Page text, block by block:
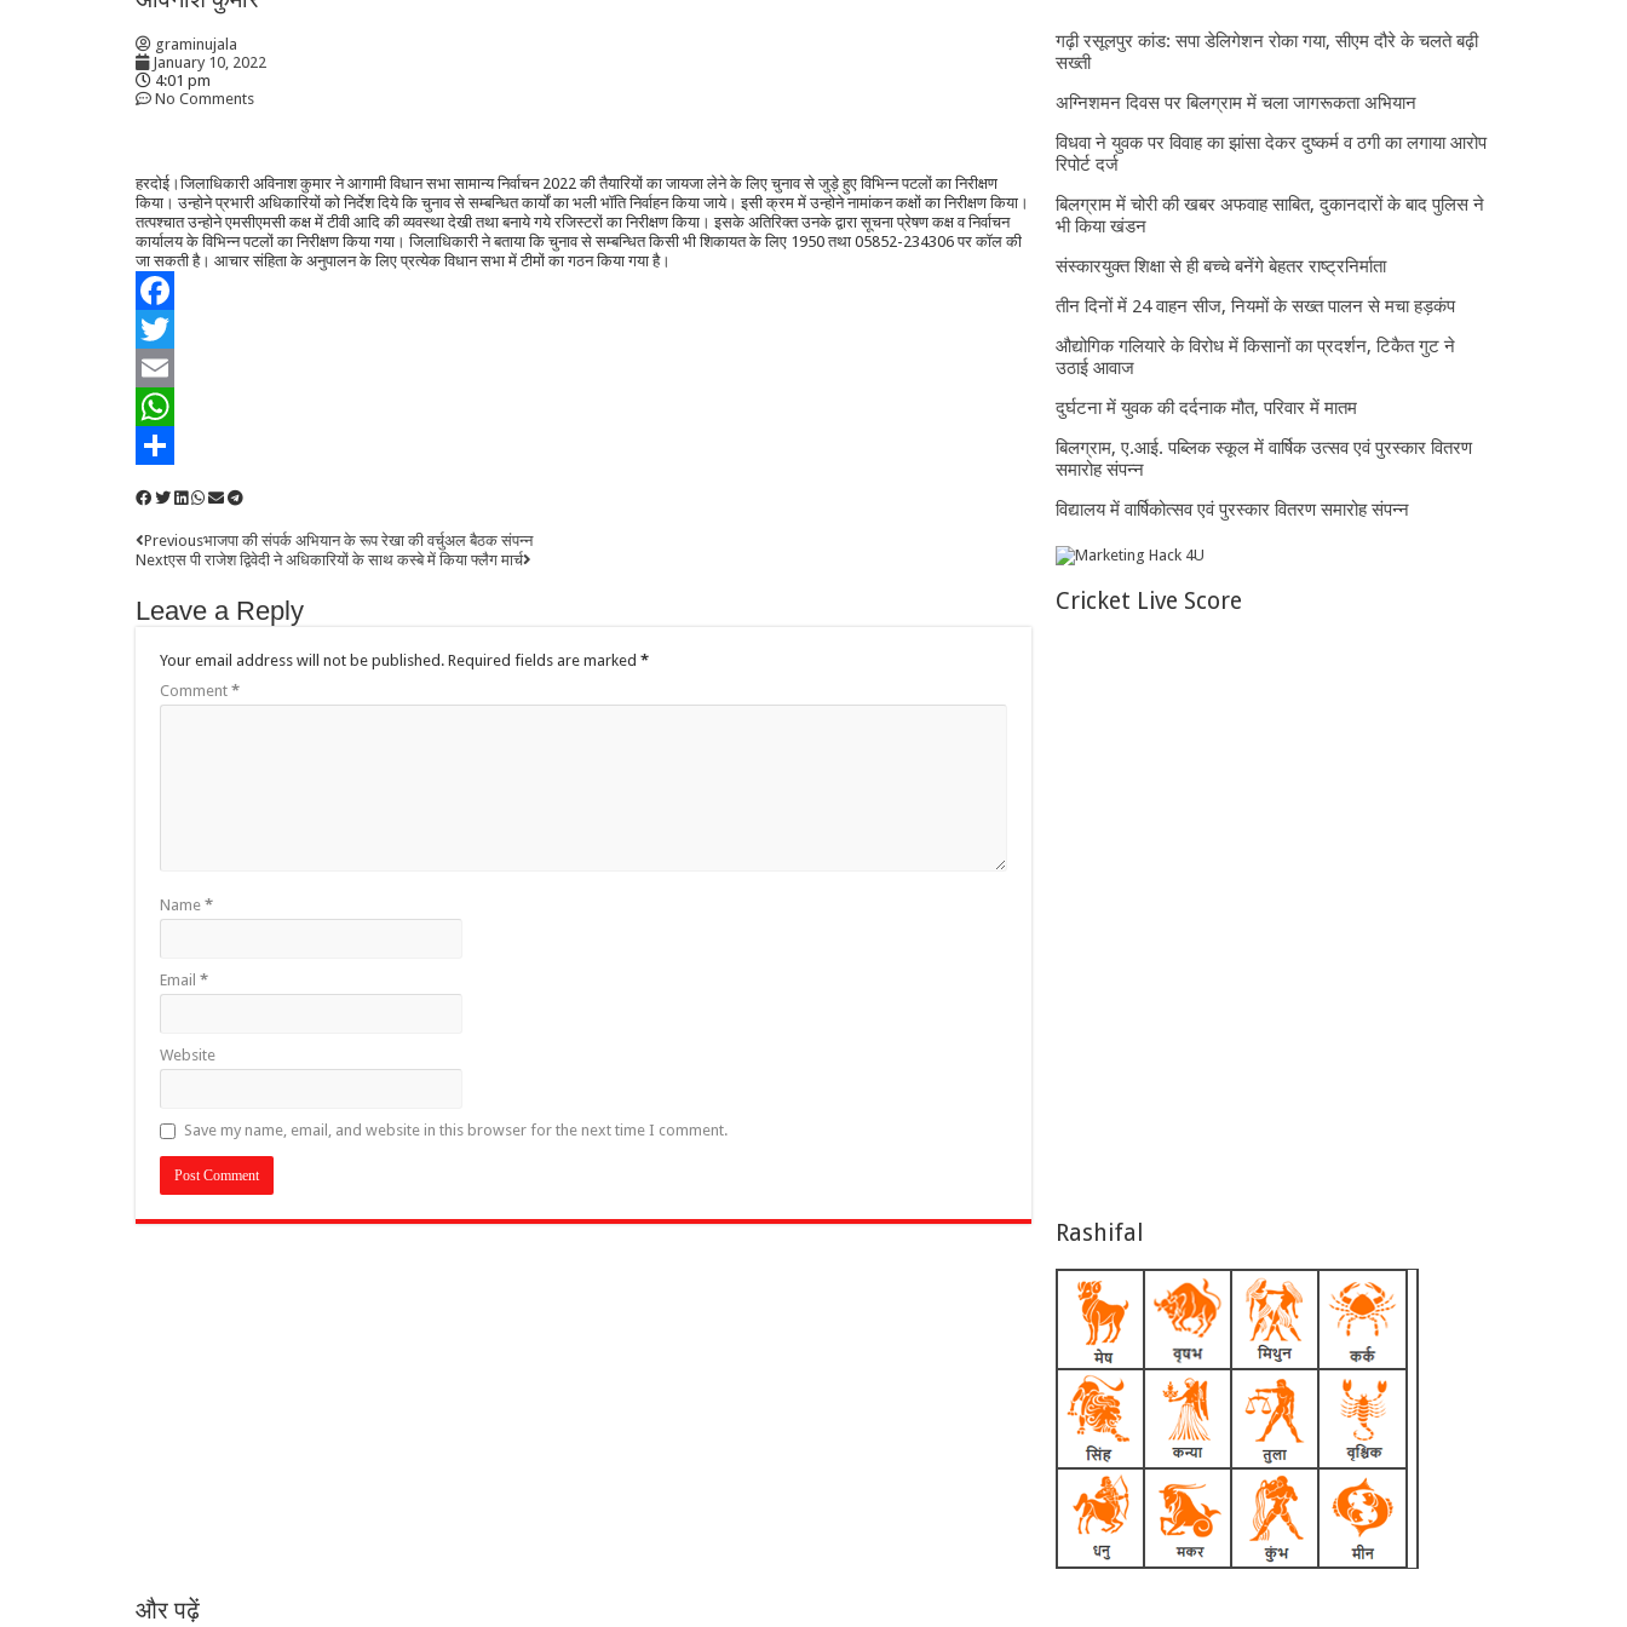
graminujala
January 10, 2022
4:01 pm
No Comments
हरदोई।जिलाधिकारी अविनाश कुमार ने आगामी विधान सभा सामान्य निर्वाचन 2022 की तैयारियों का जायजा लेने के लिए चुनाव से जुड़े हुए विभिन्न पटलों का निरीक्षण
किया। उन्होने प्रभारी अधिकारियों को निर्देश दिये कि चुनाव से सम्बन्धित कार्यों का भली भॉति निर्वाहन किया जाये। इसी क्रम में उन्होने नामांकन कक्षों का निरीक्षण किया।
तत्पश्चात उन्होने एमसीएमसी कक्ष में टीवी आदि की व्यवस्था देखी तथा बनाये गये रजिस्टरों का निरीक्षण किया। इसके अतिरिक्त उनके द्वारा सूचना प्रेषण कक्ष व निर्वाचन
कार्यालय के विभिन्न पटलों का निरीक्षण किया गया। जिलाधिकारी ने बताया कि चुनाव से सम्बन्धित किसी भी शिकायत के लिए 1950 तथा 05852-234306 पर कॉल की
जा सकती है। आचार संहिता के अनुपालन के लिए प्रत्येक विधान सभा में टीमों का गठन किया गया है।
Facebook
Twitter
Email
WhatsApp
Previousभाजपा की संपर्क अभियान के रूप रेखा की वर्चुअल बैठक संपन्न
Nextएस पी राजेश द्विवेदी ने अधिकारियों के साथ कस्बे में किया फ्लैग मार्च
Leave a Reply
Your email address will not be published. Required fields are marked *
Comment *
Name *
Email *
Website
Save my name, email, and website in this browser for the next time I comment.
गढ़ी रसूलपुर कांड: सपा डेलिगेशन रोका गया, सीएम दौरे के चलते बढ़ी
सख्ती
अग्निशमन दिवस पर बिलग्राम में चला जागरूकता अभियान
विधवा ने युवक पर विवाह का झांसा देकर दुष्कर्म व ठगी का लगाया आरोप
रिपोर्ट दर्ज
बिलग्राम में चोरी की खबर अफवाह साबित, दुकानदारों के बाद पुलिस ने
भी किया खंडन
संस्कारयुक्त शिक्षा से ही बच्चे बनेंगे बेहतर राष्ट्रनिर्माता
तीन दिनों में 24 वाहन सीज, नियमों के सख्त पालन से मचा हड़कंप
औद्योगिक गलियारे के विरोध में किसानों का प्रदर्शन, टिकैत गुट ने
उठाई आवाज
दुर्घटना में युवक की दर्दनाक मौत, परिवार में मातम
बिलग्राम, ए.आई. पब्लिक स्कूल में वार्षिक उत्सव एवं पुरस्कार वितरण
समारोह संपन्न
विद्यालय में वार्षिकोत्सव एवं पुरस्कार वितरण समारोह संपन्न
Cricket Live Score
Rashifal
और पढ़ें